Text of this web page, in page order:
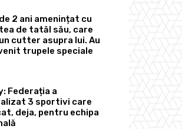
2 ani amenințat cu
de tatăl său, care
cutter asupra lui. Au
trupele speciale
Federația a
3 sportivi care
deja, pentru echipa